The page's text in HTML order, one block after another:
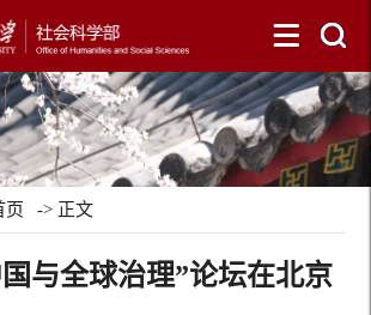
页 -> 正文
与全球治理”论坛在北京